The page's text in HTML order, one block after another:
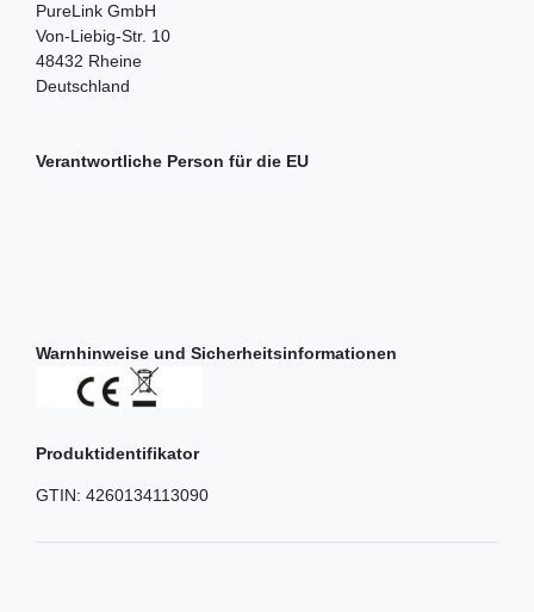
PureLink GmbH
Von-Liebig-Str. 10
48432 Rheine
Deutschland
Verantwortliche Person für die EU
Warnhinweise und Sicherheitsinformationen
Produktidentifikator
GTIN: 4260134113090